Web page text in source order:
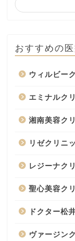
おすすめの
ウィルビー
エミナルク
湘南美容ク
リゼクリニ
レジーナク
聖心美容ク
ドクター松
ヴァージン